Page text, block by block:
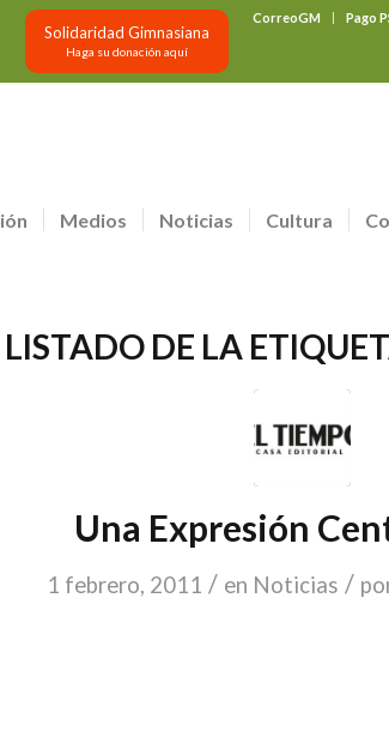
CorreoGM Pago
Solidaridad Gimnasiana
Haga su donación aquí
Medios Noticias Cultura
LISTADO DE LA
Una Expresión
1 febrero, 2011 / en Noticias /